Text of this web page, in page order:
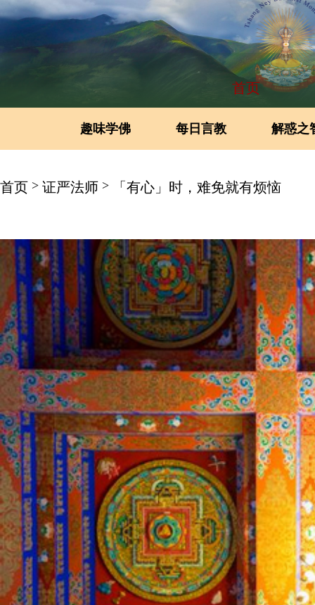
首页
趣味学佛 每日言教 解惑之
首页 > 证严法师 > 「有心」时，难免就有烦恼